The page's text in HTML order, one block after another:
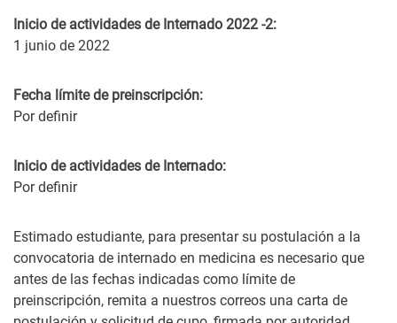
Inicio de actividades de Internado 2022 -2:
1 junio de 2022
Fecha límite de preinscripción:
Por definir
Inicio de actividades de Internado:
Por definir
Estimado estudiante, para presentar su postulación a la
convocatoria de internado en medicina es necesario que
antes de las fechas indicadas como límite de
preinscripción, remita a nuestros correos una carta de